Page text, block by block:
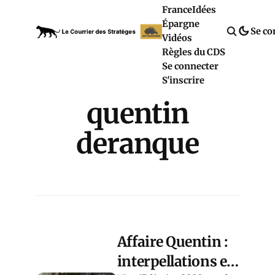
FranceIdées
Épargne
Vidéos
Règles du CDS
Se connecter
S'inscrire
Se
quentin
deranque
Affaire Quentin :
interpellations en